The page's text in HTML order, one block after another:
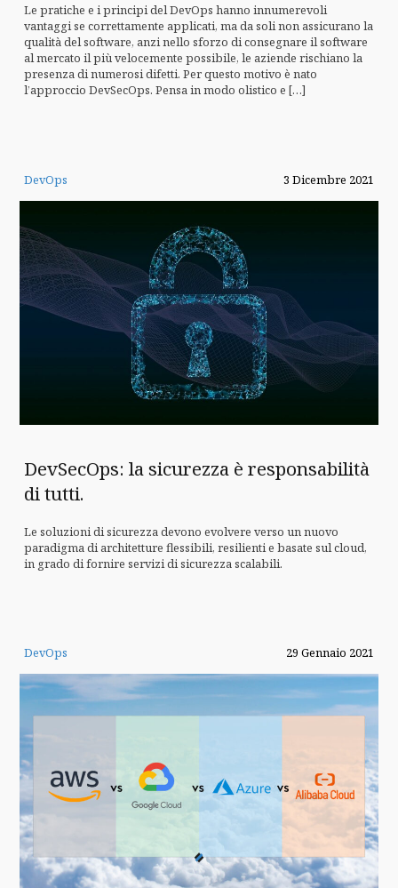
Le pratiche e i principi del DevOps hanno innumerevoli
vantaggi se correttamente applicati, ma da soli non assicurano la
qualità del software, anzi nello sforzo di consegnare il software
al mercato il più velocemente possibile, le aziende rischiano la
presenza di numerosi difetti. Per questo motivo è nato
l’approccio DevSecOps. Pensa in modo olistico e […]
DevOps 3 Dicembre 2021
DevSecOps: la sicurezza è responsabilità
di tutti.
Le soluzioni di sicurezza devono evolvere verso un nuovo
paradigma di architetture flessibili, resilienti e basate sul cloud,
in grado di fornire servizi di sicurezza scalabili.
DevOps 29 Gennaio 2021